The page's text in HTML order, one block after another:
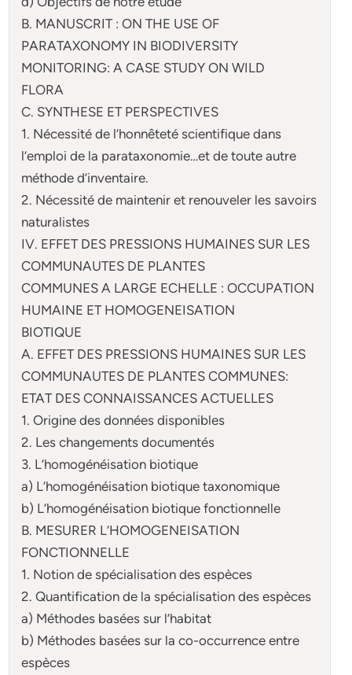
B. MANUSCRIT : ON THE USE OF
PARATAXONOMY IN BIODIVERSITY
MONITORING: A CASE STUDY ON WILD
FLORA
C. SYNTHESE ET PERSPECTIVES
1. Nécessité de l’honnêteté scientifique dans
l’emploi de la parataxonomie…et de toute autre
méthode d’inventaire.
2. Nécessité de maintenir et renouveler les savoirs
naturalistes
IV. EFFET DES PRESSIONS HUMAINES SUR LES
COMMUNAUTES DE PLANTES
COMMUNES A LARGE ECHELLE : OCCUPATION
HUMAINE ET HOMOGENEISATION
BIOTIQUE
A. EFFET DES PRESSIONS HUMAINES SUR LES
COMMUNAUTES DE PLANTES COMMUNES:
ETAT DES CONNAISSANCES ACTUELLES
1. Origine des données disponibles
2. Les changements documentés
3. L’homogénéisation biotique
a) L’homogénéisation biotique taxonomique
b) L’homogénéisation biotique fonctionnelle
B. MESURER L’HOMOGENEISATION
FONCTIONNELLE
1. Notion de spécialisation des espèces
2. Quantification de la spécialisation des espèces
a) Méthodes basées sur l’habitat
b) Méthodes basées sur la co-occurrence entre
espèces